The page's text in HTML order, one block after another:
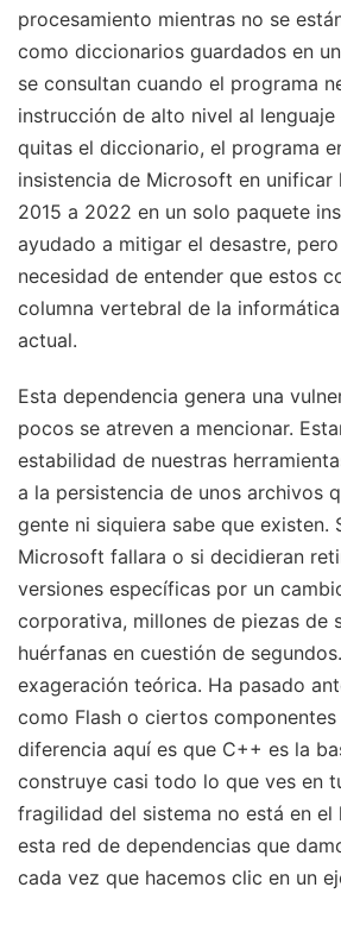
procesamiento mientras no se
como diccionarios guardados en
se consultan cuando el programa
instrucción de alto nivel al lenguaje
quitas el diccionario, el programa
insistencia de Microsoft en unificar
2015 a 2022 en un solo paquete
ayudado a mitigar el desastre,
necesidad de entender que estos
columna vertebral de la
actual.
Esta dependencia genera una
pocos se atreven a mencionar.
estabilidad de nuestras
a la persistencia de unos archivos
gente ni siquiera sabe que existen.
Microsoft fallara o si decidieran
versiones específicas por un
corporativa, millones de piezas de
huérfanas en cuestión de
exageración teórica. Ha pasado
como Flash o ciertos componentes
diferencia aquí es que C++ es la
construye casi todo lo que ves en
fragilidad del sistema no está en el
esta red de dependencias que
cada vez que hacemos clic en un